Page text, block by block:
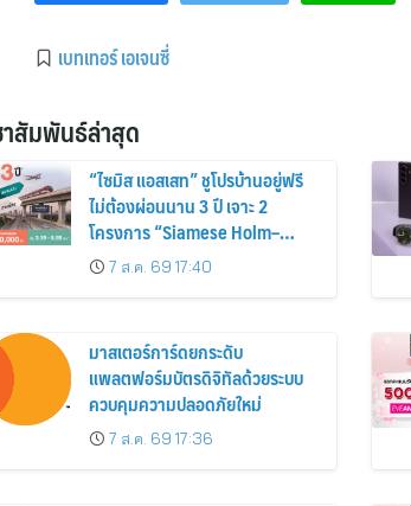
เบทเทอร์ เอเจนซี่
าสัมพันธ์ล่าสุด
“ไซมิส แอสเสท” ชูโปรบ้านอยู่ฟรี
ไม่ต้องผ่อนนาน 3 ปี เจาะ 2
โครงการ “Siamese Holm–
Siamese Blossom” พร้อม
ส่วนลดและสิทธิพิเศษถึง 31
7 ส.ค. 69 17:40
มาสเตอร์การ์ดยกระดับ
แพลตฟอร์มบัตรดิจิทัลด้วยระบบ
ควบคุมความปลอดภัยใหม่
7 ส.ค. 69 17:36